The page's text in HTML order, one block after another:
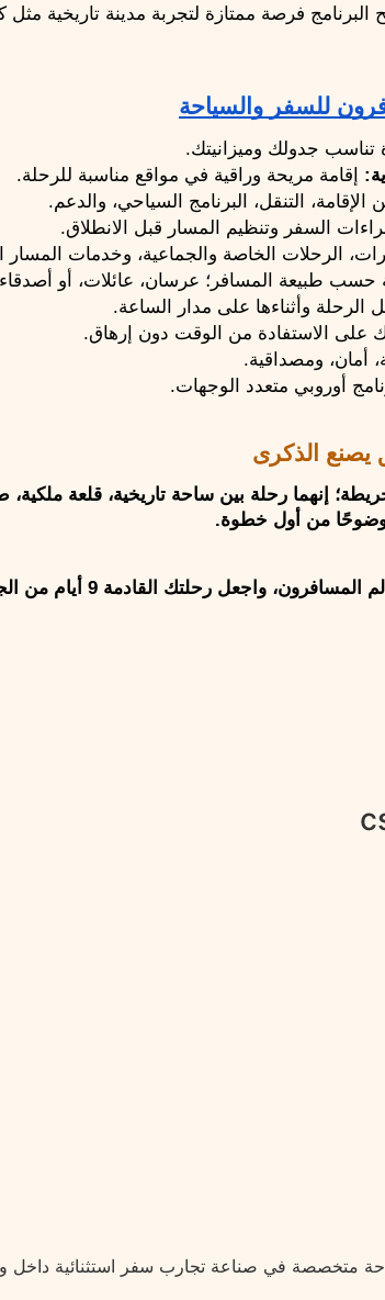
للسفر والسياحة
تناسب جدولك وميزانيتك.
إقامة مريحة وراقية في مواقع مناسبة للرحلة.
الإقامة، التنقل، البرنامج السياحي، والدعم.
السفر وتنظيم المسار قبل الانطلاق.
الرحلات الخاصة والجماعية، وخدمات المسار
حسب طبيعة المسافر؛ عرسان، عائلات، أو
الرحلة وأثناءها على مدار الساعة.
على الاستفادة من الوقت دون إرهاق.
أمان، ومصداقية.
أوروبي متعدد الوجهات.
الذكرى
ووضوحًا من أول خطوة.
أيام من الجمال الأوروبي، الحرية، والذكريات التي تستحق أن تُروى.